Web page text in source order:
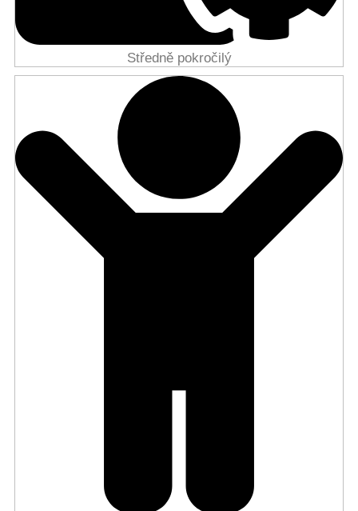
Středně pokročilý